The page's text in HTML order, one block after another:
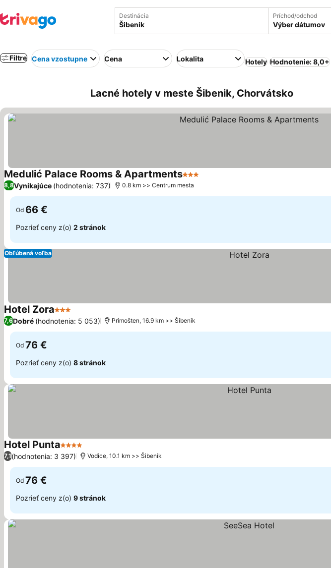
Destinácia Príchod/odchod
Výber dátumov
Filtre Cena vzostupne Cena Lokalita Hotely Hodnotenie: 8,0+
Lacné hotely v meste Šibenik, Chorvátsko
Medulić Palace Rooms & Apartments3 Počet hviezdičiek
8,8Vynikajúce (hodnotenia: 737) 0.8 km >> Centrum mesta
Od 66 €
Pozrieť ceny z(o) 2 stránok
Obľúbená voľba
Hotel Zora3 Počet hviezdičiek
Zobraziť ceny
7,6Dobré (hodnotenia: 5 053) Primošten, 16.9 km >> Šibenik
Od 76 €
Pozrieť ceny z(o) 8 stránok
Hotel Punta4 Počet hviezdičiek
Zobraziť ceny
7,1(hodnotenia: 3 397) Vodice, 10.1 km >> Šibenik
Od 76 €
Pozrieť ceny z(o) 9 stránok